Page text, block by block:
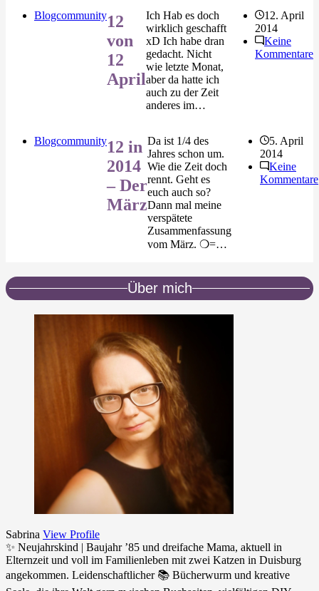
Blogcommunity12
von
12
April
Ich Hab es doch
wirklich geschafft
xD Ich habe dran
gedacht. Nicht
wie letzte Monat,
aber da hatte ich
auch zu der Zeit
anderes im…
12. April
2014
Keine
Kommentare
Blogcommunity12 in
2014
– Der
März
Da ist 1/4 des
Jahres schon um.
Wie die Zeit doch
rennt. Geht es
euch auch so?
Dann mal meine
verspätete
Zusammenfassung
vom März. ❍=…
5. April
2014
Keine
Kommentare
Über mich
Sabrina View Profile
✨ Neujahrskind | Baujahr ’85 und dreifache Mama, aktuell in
Elternzeit und voll im Familienleben mit zwei Katzen in Duisburg
angekommen. Leidenschaftlicher 📚 Bücherwurm und kreative